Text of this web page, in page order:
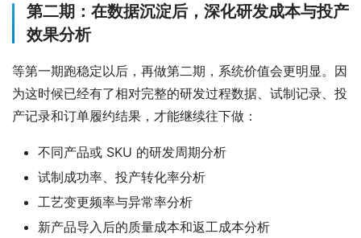
第二期：在数据沉淀后，深化研发成本与投产
效果分析
等第一期跑稳定以后，再做第二期，系统价值会更明显。因
为这时候已经有了相对完整的研发过程数据、试制记录、投
产记录和订单履约结果，才能继续往下做：
不同产品或 SKU 的研发周期分析
试制成功率、投产转化率分析
工艺变更频率与异常率分析
新产品导入后的质量成本和返工成本分析